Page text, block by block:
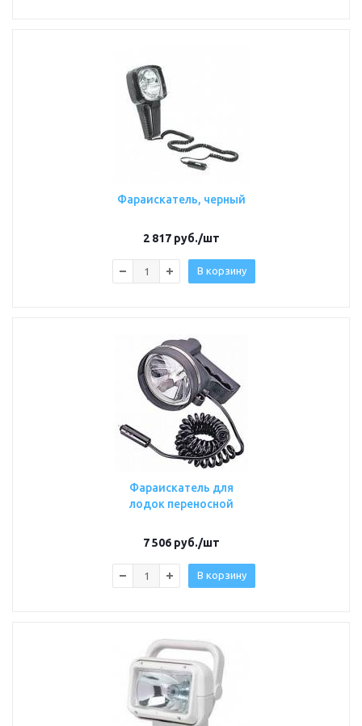
Фараискатель, черный
2 817 руб./шт
В корзину
Фараискатель для
лодок переносной
7 506 руб./шт
В корзину